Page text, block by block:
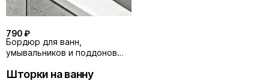
790 ₽
Бордюр для ванн,
умывальников и поддонов
Шторки на ванну